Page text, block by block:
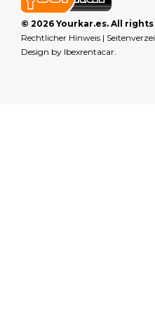
© 2026 Yourkar.es. All
Rechtlicher Hinweis |
Design by Ibexrentacar.